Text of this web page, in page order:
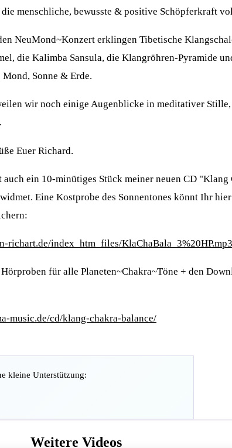
menschliche, bewusste & positive Schöpferkraft
NeuMond~Konzert erklingen Tibetische
die Kalimba Sansula, die Klangröhren-Pyramide
Sonne & Erde.
wir noch einige Augenblicke in meditativer
Euer Richard.
auch ein 10-minütiges Stück meiner neuen CD "Klang
Eine Kostprobe des Sonnentones könnt Ihr
richart.de/index_htm_files/KlaChaBala_3%20HP.mp3
für alle Planeten~Chakra~Töne + den
music.de/cd/klang-chakra-balance/
kleine Unterstützung:
Weitere Videos